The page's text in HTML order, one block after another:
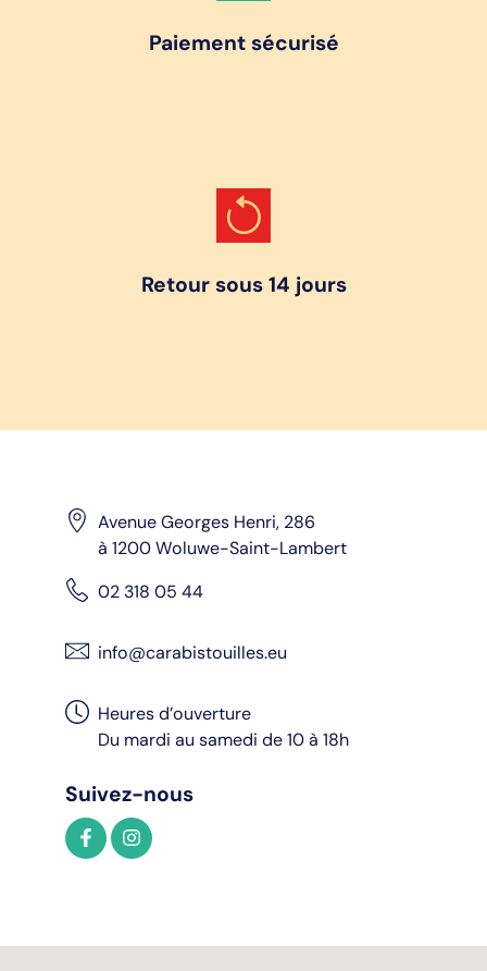
Paiement sécurisé
Retour sous 14 jours
Avenue Georges Henri, 286
à 1200 Woluwe-Saint-Lambert
02 318 05 44
info@carabistouilles.eu
Heures d’ouverture
Du mardi au samedi de 10 à 18h
Suivez-nous